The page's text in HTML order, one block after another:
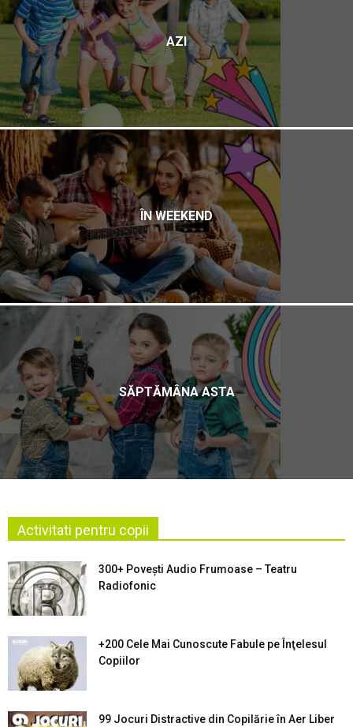
AZI
ÎN WEEKEND
SĂPTĂMÂNA ASTA
Activitati pentru copii
300+ Povești Audio Frumoase – Teatru
Radiofonic
+200 Cele Mai Cunoscute Fabule pe Înţelesul
Copiilor
99 Jocuri Distractive din Copilărie în Aer Liber